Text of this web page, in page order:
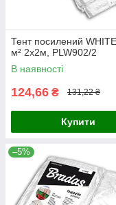
Тент посилений
м² 2х2м, PLW902/2
В наявності
124,66 ₴ 131,22 ₴
Купити
–5%